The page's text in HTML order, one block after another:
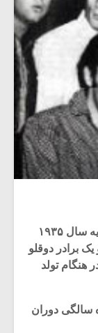
الویس آرون پریسلی ایرلندی الاصل ۸ ژانویه سال ۱۹۳۵
برادر دوقلو
و در هنگام تولد
سالگی دوران